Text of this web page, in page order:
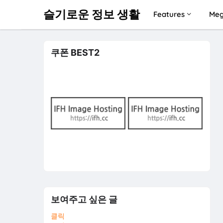
슬기로운 정보 생활 Features
쿠폰 BEST2
보여주고 싶은 글
클릭